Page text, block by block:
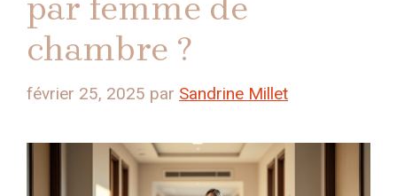
par femme de
chambre ?
février 25, 2025 par Sandrine Millet